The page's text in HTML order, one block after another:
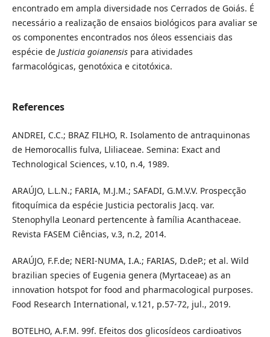
encontrado em ampla diversidade nos Cerrados de Goiás. É
necessário a realização de ensaios biológicos para avaliar se
os componentes encontrados nos óleos essenciais das
espécie de Justicia goianensispara atividades
farmacológicas, genotóxica e citotóxica.
References
ANDREI, C.C.; BRAZ FILHO, R. Isolamento de antraquinonas
de Hemorocallis fulva, Lliliaceae. Semina: Exact and
Technological Sciences, v.10, n.4, 1989.
ARAÚJO, L.L.N.; FARIA, M.J.M.; SAFADI, G.M.V.V. Prospecção
fitoquímica da espécie Justicia pectoralis Jacq. var.
Stenophylla Leonard pertencente à família Acanthaceae.
Revista FASEM Ciências, v.3, n.2, 2014.
ARAÚJO, F.F.de; NERI-NUMA, I.A.; FARIAS, D.deP.; et al. Wild
brazilian species of Eugenia genera (Myrtaceae) as an
innovation hotspot for food and pharmacological purposes.
Food Research International, v.121, p.57-72, jul., 2019.
BOTELHO, A.F.M. 99f. Efeitos dos glicosídeos cardioativos